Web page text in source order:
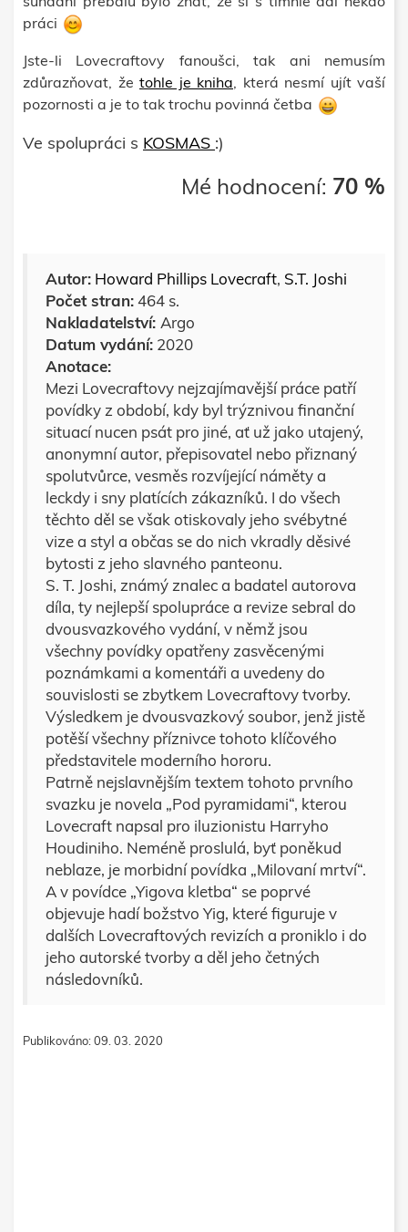
práci
Jste-li Lovecraftovy fanoušci, tak ani nemusím
zdůrazňovat, že tohle je kniha , která nesmí ujít vaší
pozornosti a je to tak trochu povinná četba
Ve spolupráci s KOSMAS :)
Mé hodnocení: 70 %
Autor: Howard Phillips Lovecraft, S.T. Joshi
Počet stran:464 s.
Nakladatelství: Argo
Datum vydání: 2020
Anotace:
Mezi Lovecraftovy nejzajímavější práce patří
povídky z období, kdy byl trýznivou finanční
situací nucen psát pro jiné, ať už jako utajený,
anonymní autor, přepisovatel nebo přiznaný
spolutvůrce, vesměs rozvíjející náměty a
leckdy i sny platících zákazníků. I do všech
těchto děl se však otiskovaly jeho svébytné
vize a styl a občas se do nich vkradly děsivé
bytosti z jeho slavného panteonu.
S. T. Joshi, známý znalec a badatel autorova
díla, ty nejlepší spolupráce a revize sebral do
dvousvazkového vydání, v němž jsou
všechny povídky opatřeny zasvěcenými
poznámkami a komentáři a uvedeny do
souvislosti se zbytkem Lovecraftovy tvorby.
Výsledkem je dvousvazkový soubor, jenž jistě
potěší všechny příznivce tohoto klíčového
představitele moderního hororu.
Patrně nejslavnějším textem tohoto prvního
svazku je novela „Pod pyramidami“, kterou
Lovecraft napsal pro iluzionistu Harryho
Houdiniho. Neméně proslulá, byť poněkud
neblaze, je morbidní povídka „Milovaní mrtví“.
A v povídce „Yigova kletba“ se poprvé
objevuje hadí božstvo Yig, které figuruje v
dalších Lovecraftových revizích a proniklo i do
jeho autorské tvorby a děl jeho četných
následovníků.
Publikováno: 09. 03. 2020